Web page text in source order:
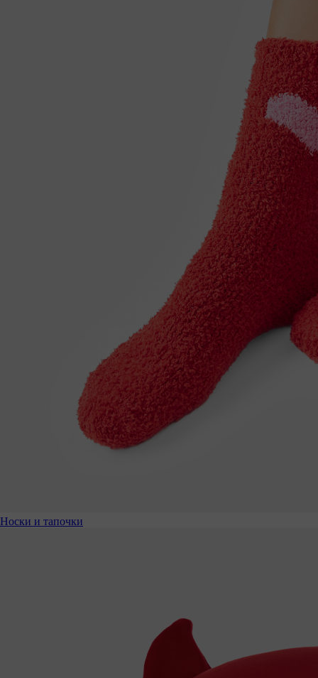
Носки и тапочки